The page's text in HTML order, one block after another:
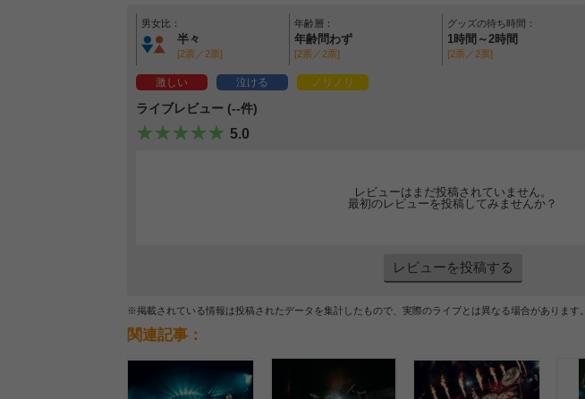
男女比：
半々
[2票／2票]
年齢層：
年齢問わず
[2票／2票]
グッズの待ち時間：
1時間～2時間
[2票／2票]
激しい 泣ける ノリノリ
ライブレビュー (--件)
5.0
レビューはまだ投稿されていません。
最初のレビューを投稿してみませんか？
レビューを投稿する
※掲載されている情報は投稿されたデータを集計したもので、実際のライブとは異なる場合があります。
関連記事：